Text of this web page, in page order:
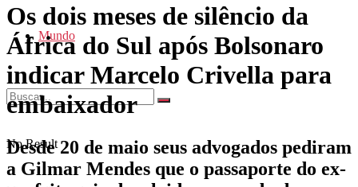
Mundo
No Result
Os dois meses de silêncio da
África do Sul após Bolsonaro
indicar Marcelo Crivella para
embaixador
Desde 20 de maio seus advogados pediram
a Gilmar Mendes que o passaporte do ex-